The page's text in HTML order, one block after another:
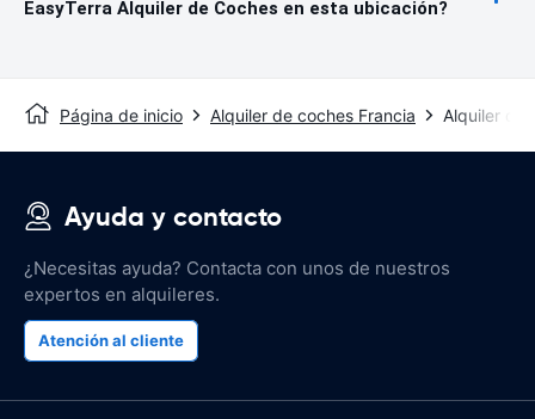
EasyTerra Alquiler de Coches en esta ubicación?
Página de inicio Alquiler de coches Francia Alquiler de
Ayuda y contacto
¿Necesitas ayuda? Contacta con unos de nuestros
expertos en alquileres.
Atención al cliente